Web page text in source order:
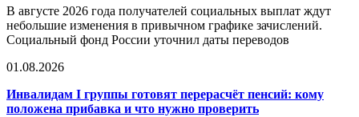
В августе 2026 года получателей социальных выплат ждут
небольшие изменения в привычном графике зачислений.
Социальный фонд России уточнил даты переводов
01.08.2026
Инвалидам I группы готовят перерасчёт пенсий: кому
положена прибавка и что нужно проверить